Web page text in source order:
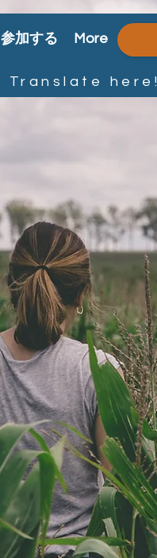
参加する More
Translate here!